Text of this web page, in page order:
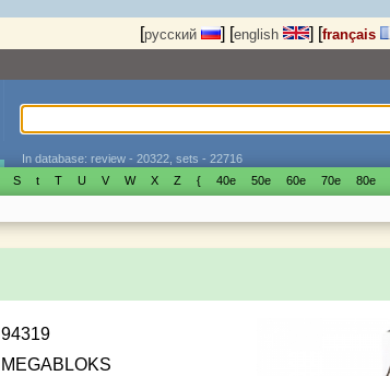
[русский ] [english ] [français
In database: review - 20322, sets - 22716
S t T U V W X Z { 40е 50е 60е 70е 80е
94319
MEGABLOKS